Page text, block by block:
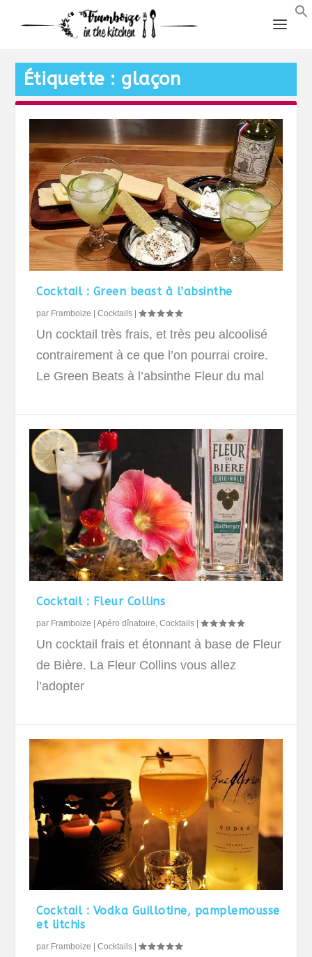
Étiquette : glaçon
Cocktail : Green beast à l’absinthe
par Framboize |Cocktails |
Un cocktail très frais, et très peu alcoolisé
contrairement à ce que l’on pourrai croire.
Le Green Beats à l’absinthe Fleur du mal
Cocktail : Fleur Collins
par Framboize |Apéro dînatoire ,Cocktails |
Un cocktail frais et étonnant à base de Fleur
de Bière. La Fleur Collins vous allez
l’adopter
Cocktail : Vodka Guillotine, pamplemousse
et litchis
par Framboize |Cocktails |